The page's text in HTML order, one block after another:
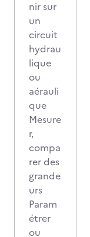
nir sur
un
circuit
hydrau
lique
ou
aérauli
que
Mesure
r,
compa
rer des
grande
urs
Param
étrer
ou